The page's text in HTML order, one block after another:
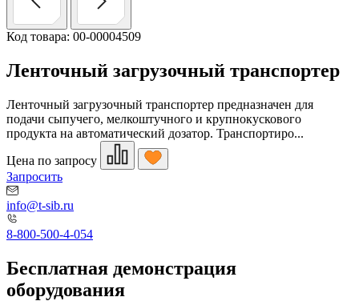
Код товара: 00-00004509
Ленточный загрузочный транспортер
Ленточный загрузочный транспортер предназначен для
подачи сыпучего, мелкоштучного и крупнокускового
продукта на автоматический дозатор. Транспортиро...
Цена по запросу
Запросить
info@t-sib.ru
8-800-500-4-054
Бесплатная демонстрация
оборудования